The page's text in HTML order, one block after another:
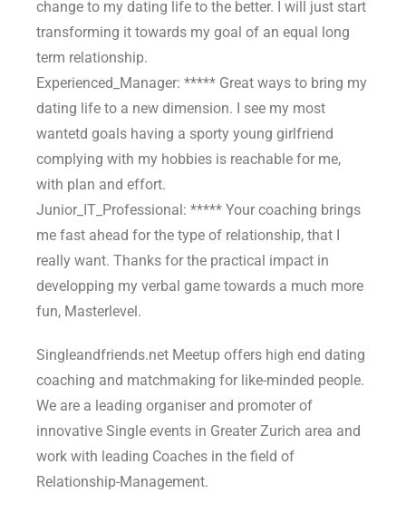
change to my dating life to the better. I will just start
transforming it towards my goal of an equal long
term relationship.
Experienced_Manager: ***** Great ways to bring my
dating life to a new dimension. I see my most
wantetd goals having a sporty young girlfriend
complying with my hobbies is reachable for me,
with plan and effort.
Junior_IT_Professional: ***** Your coaching brings
me fast ahead for the type of relationship, that I
really want. Thanks for the practical impact in
developping my verbal game towards a much more
fun, Masterlevel.
Singleandfriends.net Meetup offers high end dating
coaching and matchmaking for like-minded people.
We are a leading organiser and promoter of
innovative Single events in Greater Zurich area and
work with leading Coaches in the field of
Relationship-Management.